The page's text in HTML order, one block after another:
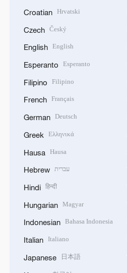
Croatian Hrvatski
Czech Český
English English
Esperanto Esperanto
Filipino Filipino
French Français
German Deutsch
Greek Ελληνικά
Hausa Hausa
Hebrew עברית
Hindi हिन्दी
Hungarian Magyar
Indonesian Bahasa Indonesia
Italian Italiano
Japanese 日本語